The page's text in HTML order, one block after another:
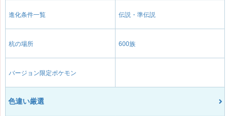
進化条件一覧 伝説・準伝説
杭の場所 600族
バージョン限定ポケモン
色違い厳選